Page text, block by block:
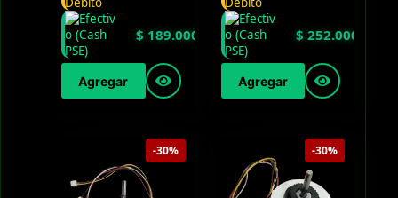
$ 189.000
Agregar
$ 252.000
Agregar
-30% -30%